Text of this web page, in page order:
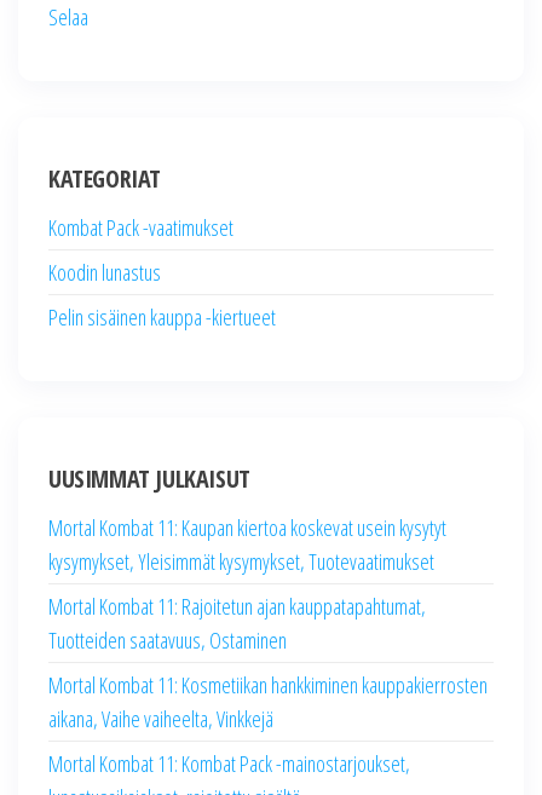
Selaa
KATEGORIAT
Kombat Pack -vaatimukset
Koodin lunastus
Pelin sisäinen kauppa -kiertueet
UUSIMMAT JULKAISUT
Mortal Kombat 11: Kaupan kiertoa koskevat usein kysytyt
kysymykset, Yleisimmät kysymykset, Tuotevaatimukset
Mortal Kombat 11: Rajoitetun ajan kauppatapahtumat,
Tuotteiden saatavuus, Ostaminen
Mortal Kombat 11: Kosmetiikan hankkiminen kauppakierrosten
aikana, Vaihe vaiheelta, Vinkkejä
Mortal Kombat 11: Kombat Pack -mainostarjoukset,